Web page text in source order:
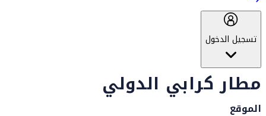
تسجيل الدخول
مطار كرابي الدولي
الموقع